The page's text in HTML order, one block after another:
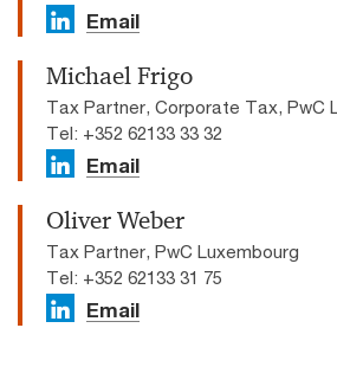
Email
Michael Frigo
Tax Partner, Corporate Tax, PwC
Tel: +352 62133 33 32
Email
Oliver Weber
Tax Partner, PwC Luxembourg
Tel: +352 62133 31 75
Email